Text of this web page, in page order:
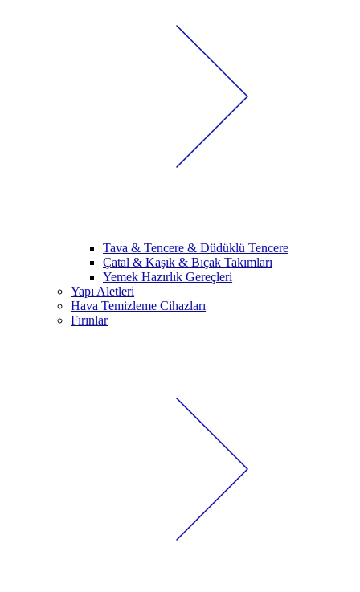
Tava & Tencere & Düdüklü Tencere
Çatal & Kaşık & Bıçak Takımları
Yemek Hazırlık Gereçleri
Yapı Aletleri
Hava Temizleme Cihazları
Fırınlar